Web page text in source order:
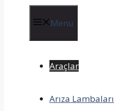
Menu
Araçlar
Arıza Lambaları